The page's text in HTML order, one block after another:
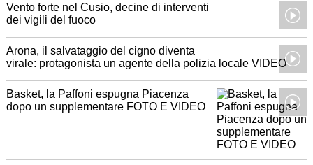
Vento forte nel Cusio, decine di interventi
dei vigili del fuoco
Arona, il salvataggio del cigno diventa
virale: protagonista un agente della polizia locale VIDEO
Basket, la Paffoni espugna Piacenza
dopo un supplementare FOTO E VIDEO